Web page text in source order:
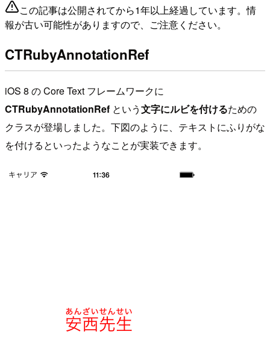
この記事は公開されてから1年以上経過しています。情
報が古い可能性がありますので、ご注意ください。
CTRubyAnnotationRef
iOS 8 の Core Text フレームワークに
CTRubyAnnotationRef という文字にルビを付けるための
クラスが登場しました。下図のように、テキストにふりがな
を付けるといったようなことが実装できます。